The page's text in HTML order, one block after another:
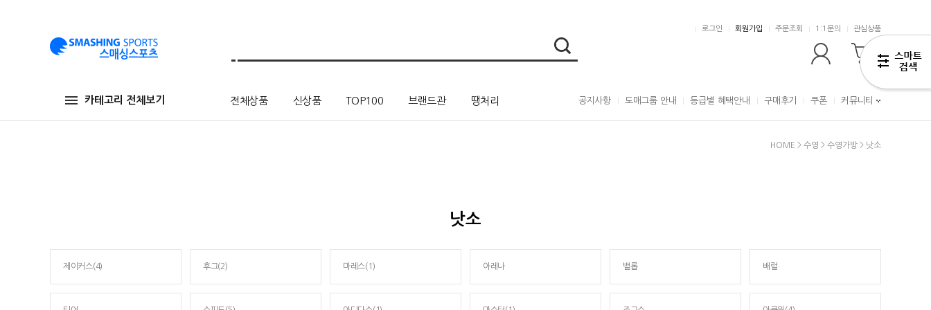
로그인 회원가입 주문조회 1:1문의 관심상품
카테고리 전체보기 전체상품 신상품 TOP100 브랜드관 땡처리 공지사항 도매그룹 안내 등급별 혜택안내 구매후기 쿠폰 커뮤니티
HOME > 수영 > 수영가방 > 낫소
낫소
제이커스(4) 후그(2) 마레스(1) 아레나 밸롭 배럴